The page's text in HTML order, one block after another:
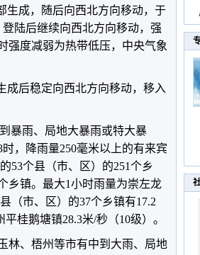
生成，随后向西北方向移动，于
陆后继续向西北方向移动，强
强度减弱为热带低压，中央气象
成后稳定向西北方向移动，移入
暴雨、局地大暴雨或特大暴
，降雨量250毫米以上的有来宾
53个县（市、区）的251个乡
乡镇。最大1小时雨量为崇左龙
（市、区）的37个乡镇有17.2
桂鹅塘镇28.3米/秒（10级）。
林、梧州等市有中到大雨、局地